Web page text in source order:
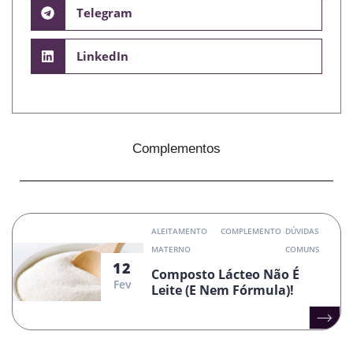
Telegram
LinkedIn
Complementos
12
Fev
ALEITAMENTO
MATERNO
COMPLEMENTO DÚVIDAS
COMUNS
Composto Lácteo Não É
Leite (e Nem Fórmula)!